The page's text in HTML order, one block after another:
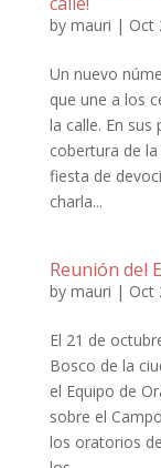
by mauri | Oct
Un nuevo
que une a los
la calle. En
cobertura de
fiesta de
charla...
Reunión del
by mauri | Oct
El 21 de
Bosco de la
el Equipo de
sobre el
los oratorios